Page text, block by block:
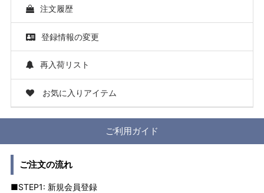
注文履歴
登録情報の変更
再入荷リスト
お気に入りアイテム
ご利用ガイド
ご注文の流れ
■STEP1: 新規会員登録